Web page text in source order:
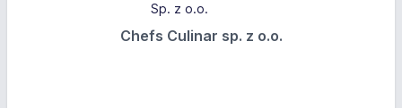
Chefs Culinar sp. z o.o.